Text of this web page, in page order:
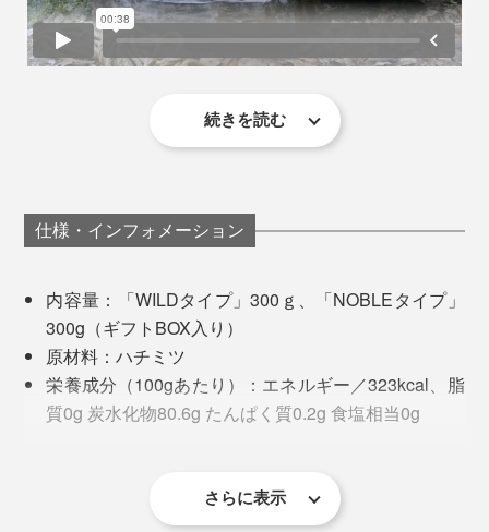
コーカサスミツバチは、他のミツバチより0.5mm以上長
い舌をもち、より深い蜜源に届くといわれ、多様な花や
プーン１杯程度。遥か彼方、ジョージアの森の営みに思
いを馳せながら、味わってください。
＜プロポリス＞
天然の抗菌物質。唾液や蜜ロウ、樹液を混ぜ合わせて巣
に塗り、無菌状態をキープ。古代からその効能が知ら
れ、防腐剤としても使われてきました。
液と蜜でだんご状にまとめ、巣へ持ち帰ったもの。タン
パク質、ビタミン、ミネラル、アミノ酸などが豊富に含
物。コク深い複雑な味わいなのに、不思議なくらいさっ
ぱりとした甘さで、カラダにす〜っとしみ込む感覚。
これが、ジョージアのミツバチがせっせと巣に運んで、
採蜜家が苦労しながら収穫したものだと考えると、あり
がたみが増してさらにおいしく感じます。
続きを読む
仕様・インフォメーション
内容量：「WILDタイプ」300ｇ、「NOBLEタイプ」
300g（ギフトBOX入り）
原材料：ハチミツ
栄養成分（100gあたり）：エネルギー／323kcal、脂
質0g 炭水化物80.6g たんぱく質0.2g 食塩相当0g
さらに表示